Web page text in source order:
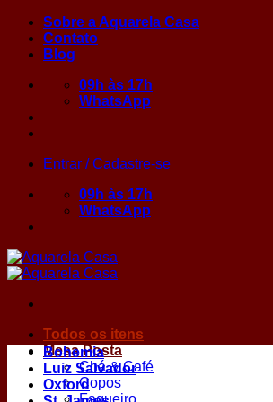
Skip
content
Sobre a Aquarela Casa
Contato
Blog
09h às 17h
WhatsApp
Entrar / Cadastre-se
09h às 17h
WhatsApp
Todos os itens
Mesa Posta
Chá & Café
Copos
Faqueiro
Bohemia
Luiz Salvador
Oxford